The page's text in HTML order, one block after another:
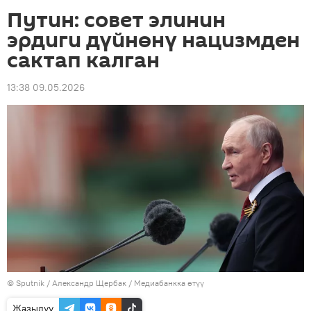
Путин: совет элинин
эрдиги дүйнөнү нацизмден
сактап калган
13:38 09.05.2026
© Sputnik / Александр Щербак / Медиабанкка өтүү
Жазылуу